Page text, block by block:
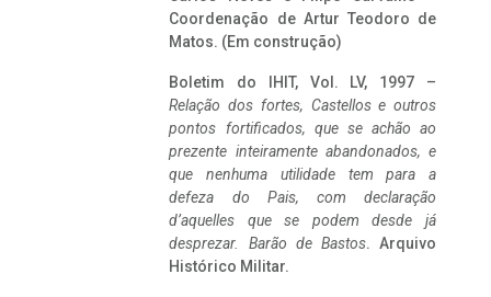
Coordenação de Artur Teodoro de
Matos. (Em construção)
Boletim do IHIT, Vol. LV, 1997 –
Relação dos fortes, Castellos e outros
pontos fortificados, que se achão ao
prezente inteiramente abandonados, e
que nenhuma utilidade tem para a
defeza do Pais, com declaração
d’aquelles que se podem desde já
desprezar. Barão de Bastos. Arquivo
Histórico Militar.